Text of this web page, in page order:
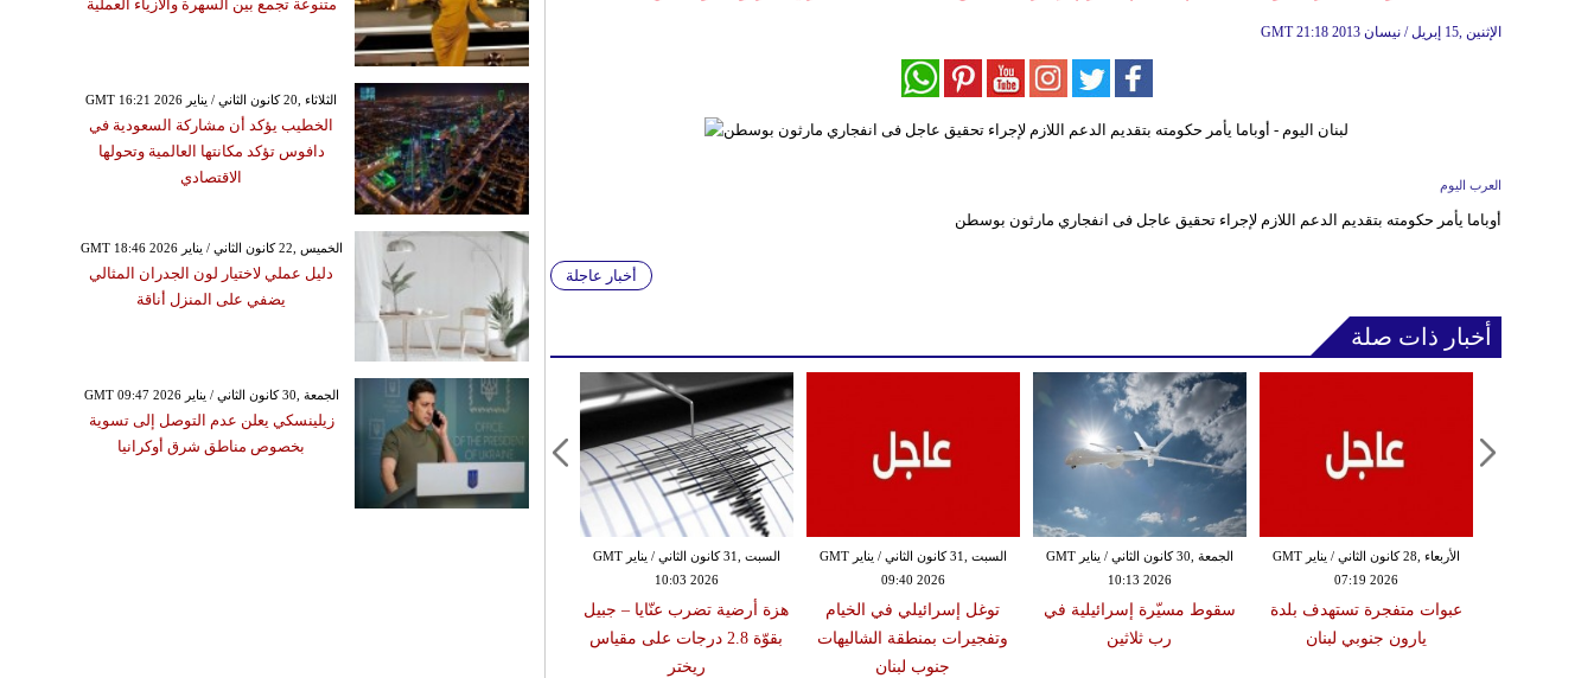
GMT 21:18 2013 الإثنين ,15 إبريل / نيسان
العرب اليوم
أوباما يأمر حكومته بتقديم الدعم اللازم لإجراء تحقيق عاجل فى انفجاري مارثون بوسطن
أخبار عاجلة
أخبار ذات صلة
السبت ,31 كانون الثاني / يناير GMT
10:03 2026
هزة أرضية تضرب عنّايا – جبيل
بقوّة 2.8 درجات على مقياس
ريختر
السبت ,31 كانون الثاني / يناير GMT
09:40 2026
توغل إسرائيلي في الخيام
وتفجيرات بمنطقة الشاليهات
جنوب لبنان
الجمعة ,30 كانون الثاني / يناير GMT
10:13 2026
سقوط مسيّرة إسرائيلية في
رب ثلاثين
الأربعاء ,28 كانون الثاني / يناير GMT
07:19 2026
عبوات متفجرة تستهدف بلدة
يارون جنوبي لبنان
متنوعة تجمع بين السهرة والأزياء العملية
GMT 16:21 2026 الثلاثاء ,20 كانون الثاني / يناير
الخطيب يؤكد أن مشاركة السعودية في
دافوس تؤكد مكانتها العالمية وتحولها
الاقتصادي
GMT 18:46 2026 الخميس ,22 كانون الثاني / يناير
دليل عملي لاختيار لون الجدران المثالي
يضفي على المنزل أناقة
GMT 09:47 2026 الجمعة ,30 كانون الثاني / يناير
زيلينسكي يعلن عدم التوصل إلى تسوية
بخصوص مناطق شرق أوكرانيا